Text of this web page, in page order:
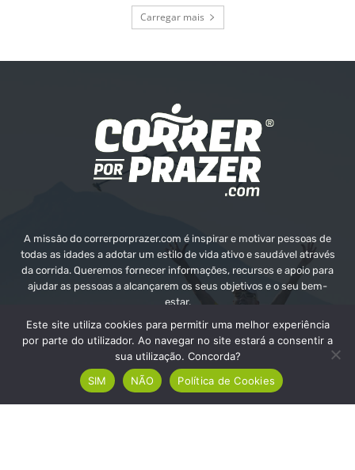
Carregar mais
A missão do correrporprazer.com é inspirar e motivar pessoas de
todas as idades a adotar um estilo de vida ativo e saudável através
da corrida. Queremos fornecer informações, recursos e apoio para
ajudar as pessoas a alcançarem os seus objetivos e o seu bem-
estar.
Contate-nos:info@correrporprazer.com
Este site utiliza cookies para permitir uma melhor experiência
por parte do utilizador. Ao navegar no site estará a consentir a
sua utilização. Concorda?
SIM
NÃO Política de Cookies